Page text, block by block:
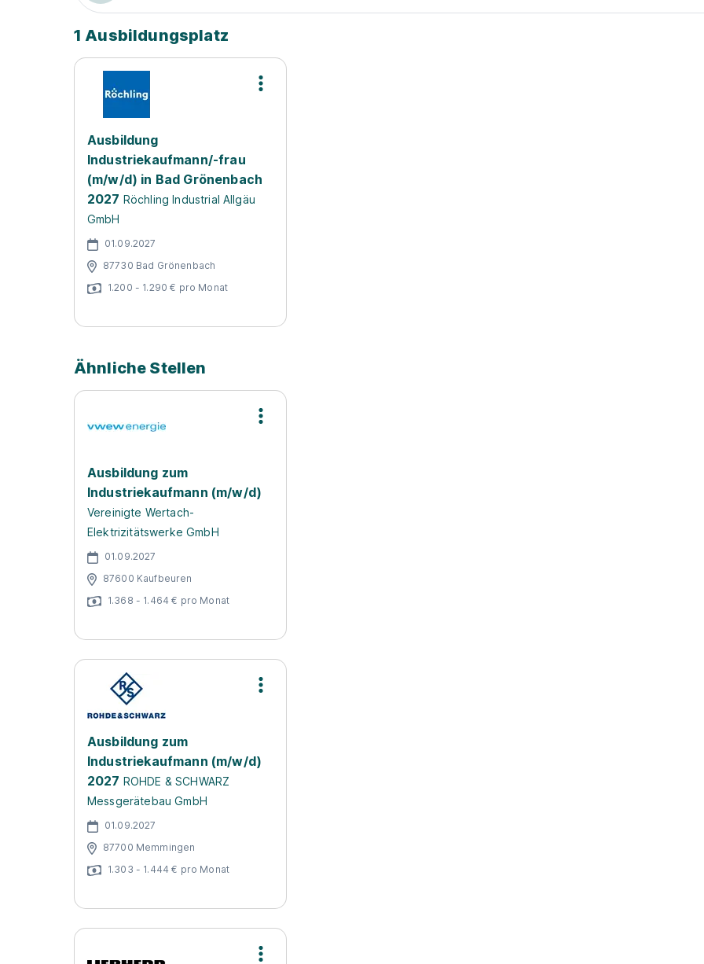
1 Ausbildungsplatz
Ausbildung
Industriekaufmann/-frau
(m/w/d) in Bad Grönenbach
2027 Röchling Industrial Allgäu
GmbH
01.09.2027
87730 Bad Grönenbach
1.200 - 1.290 € pro Monat
Ähnliche Stellen
Ausbildung zum
Industriekaufmann (m/w/d)
Vereinigte Wertach-
Elektrizitätswerke GmbH
01.09.2027
87600 Kaufbeuren
1.368 - 1.464 € pro Monat
Ausbildung zum
Industriekaufmann (m/w/d)
2027 ROHDE & SCHWARZ
Messgerätebau GmbH
01.09.2027
87700 Memmingen
1.303 - 1.444 € pro Monat